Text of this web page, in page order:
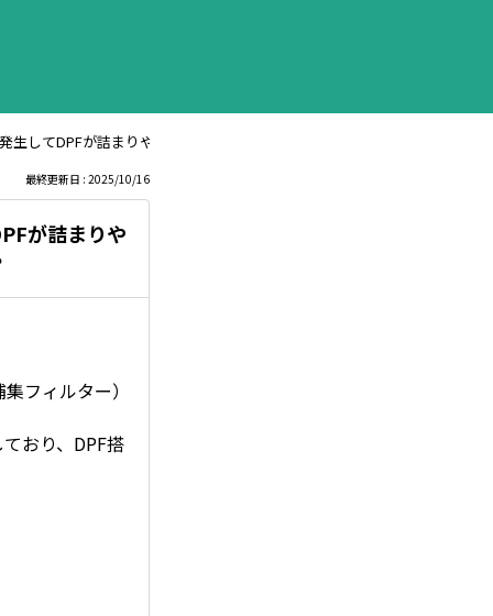
してDPFが詰まりやすくなると聞きます。ベルハンマー製品ではその心
最終更新日 : 2025/10/16
が詰まりや
フィルター）
おり、DPF搭